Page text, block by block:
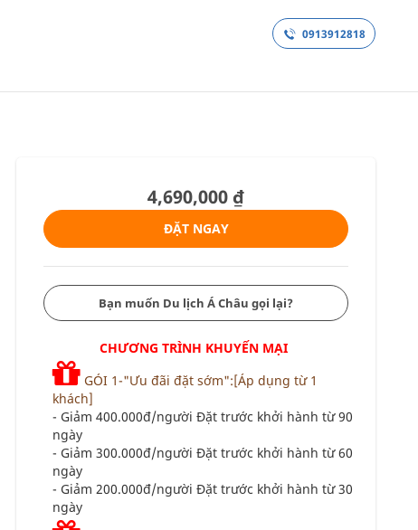
0913912818
4,690,000 ₫
ĐẶT NGAY
Bạn muốn Du lịch Á Châu gọi lại?
CHƯƠNG TRÌNH KHUYẾN MẠI
GÓI 1-"Ưu đãi đặt sớm":[Áp dụng từ 1
khách]
- Giảm 400.000đ/người Đặt trước khởi hành từ 90
ngày
- Giảm 300.000đ/người Đặt trước khởi hành từ 60
ngày
- Giảm 200.000đ/người Đặt trước khởi hành từ 30
ngày